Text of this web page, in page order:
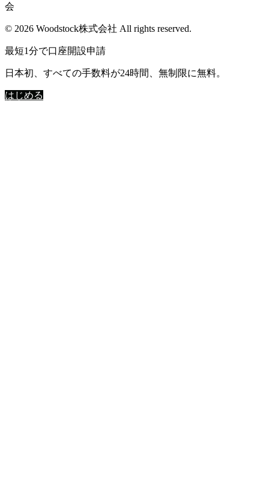
会
© 2026 Woodstock株式会社 All rights reserved.
最短1分で口座開設申請
日本初、すべての手数料が24時間、無制限に無料。
はじめる